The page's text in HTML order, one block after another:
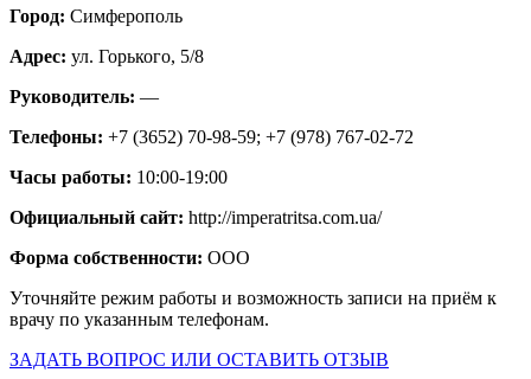
Город: Симферополь
Адрес: ул. Горького, 5/8
Руководитель: —
Телефоны: +7 (3652) 70-98-59; +7 (978) 767-02-72
Часы работы: 10:00-19:00
Официальный сайт: http://imperatritsa.com.ua/
Форма собственности: ООО
Уточняйте режим работы и возможность записи на приём к
врачу по указанным телефонам.
ЗАДАТЬ ВОПРОС ИЛИ ОСТАВИТЬ ОТЗЫВ